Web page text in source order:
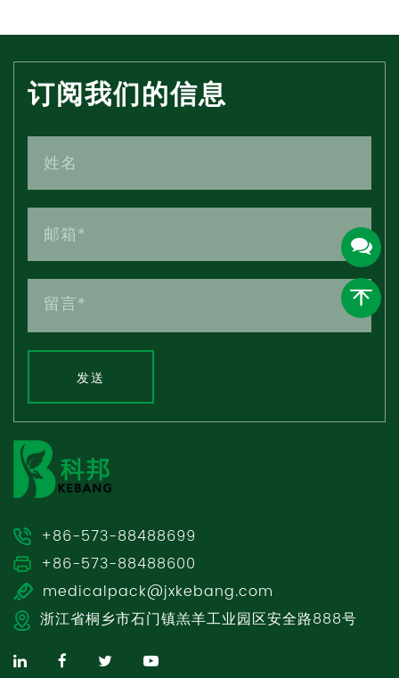
订阅我们的信息
发送
+86-573-88488699
+86-573-88488600
medicalpack@jxkebang.com
浙江省桐乡市石门镇羔羊工业园区安全路888号